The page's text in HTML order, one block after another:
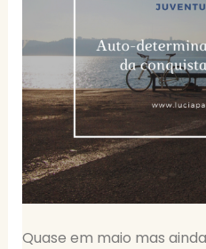
Quase em maio mas